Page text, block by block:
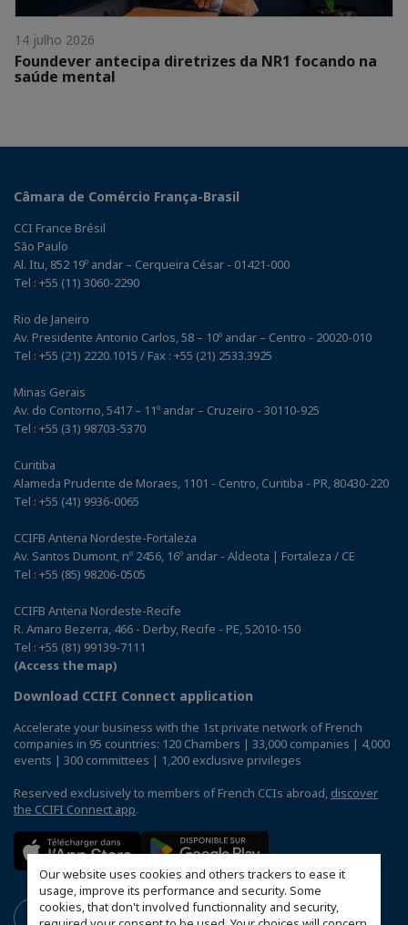
Our website uses cookies and others trackers to ease it
usage, improve its performance and security. Some
cookies, that don't involved functionnality and security,
14 julho 2026
Foundever antecipa diretrizes da NR1 focando na
saúde mental
Câmara de Comércio França-Brasil
CCI France Brésil
São Paulo
Al. Itu, 852 19º andar – Cerqueira César - 01421-000
Tel : +55 (11) 3060-2290
Rio de Janeiro
Av. Presidente Antonio Carlos, 58 – 10º andar – Centro - 20020-010
Tel : +55 (21) 2220.1015 / Fax : +55 (21) 2533.3925
Minas Gerais
Av. do Contorno, 5417 – 11º andar – Cruzeiro - 30110-925
Tel : +55 (31) 98703-5370
Curitiba
Alameda Prudente de Moraes, 1101 - Centro, Curitiba - PR, 80430-220
Tel : +55 (41) 9936-0065
CCIFB Antena Nordeste-Fortaleza
Av. Santos Dumont, nº 2456, 16º andar - Aldeota | Fortaleza / CE
Tel : +55 (85) 98206-0505
CCIFB Antena Nordeste-Recife
R. Amaro Bezerra, 466 - Derby, Recife - PE, 52010-150
Tel : +55 (81) 99139-7111
(Access the map)
Download CCIFI Connect application
Accelerate your business with the 1st private network of French
companies in 95 countries: 120 Chambers | 33,000 companies | 4,000
events | 300 committees | 1,200 exclusive privileges
Reserved exclusively to members of French CCIs abroad, discover
the CCIFI Connect app.